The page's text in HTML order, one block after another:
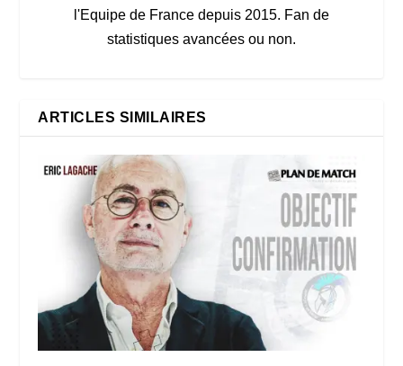
l'Equipe de France depuis 2015. Fan de
statistiques avancées ou non.
ARTICLES SIMILAIRES